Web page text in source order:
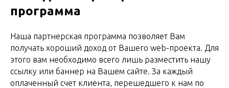
программа
Наша партнерская программа позволяет Вам
получать хороший доход от Вашего web-проекта. Для
этого вам необходимо всего лишь разместить нашу
ссылку или баннер на Вашем сайте. За каждый
оплаченный счет клиента, перешедшего к нам по